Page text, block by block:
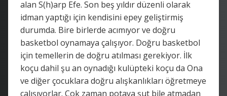
alan S(h)arp Efe. Son beş yıldır düzenli olarak
idman yaptığı için kendisini epey geliştirmiş
durumda. Bire birlerde acımıyor ve doğru
basketbol oynamaya çalışıyor. Doğru basketbol
için temellerin de doğru atılması gerekiyor. İlk
koçu dahil şu an oynadığı kulüpteki koçu da Ona
ve diğer çocuklara doğru alışkanlıkları öğretmeye
çalışıyorlar. Çok zaman potaya şut bile atmadan